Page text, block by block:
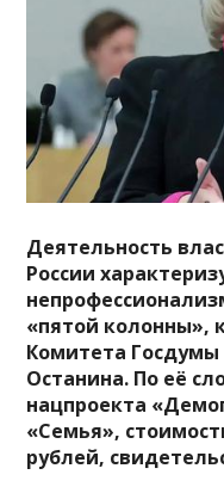
Деятельность
России
«пятой колонны»,
Комитета
Останина. По её
нацпроекта
«Семья»,
рублей,